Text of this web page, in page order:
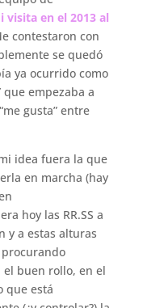
visita en el 2013 al
contestaron con
se quedó
ya ocurrido como
empezaba a
gusta” entre
idea fuera la que
en marcha (hay
hoy las RR.SS a
y a estas alturas
buen rollo, en el
que está